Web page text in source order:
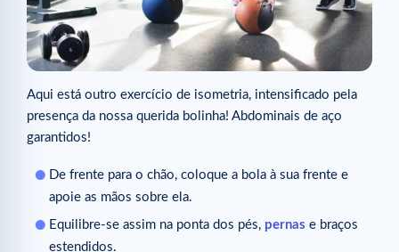
Aqui está outro exercício de isometria, intensificado pela
presença da nossa querida bolinha! Abdominais de aço
garantidos!
De frente para o chão, coloque a bola à sua frente e
apoie as mãos sobre ela.
Equilibre-se assim na ponta dos pés, pernas e braços
estendidos.